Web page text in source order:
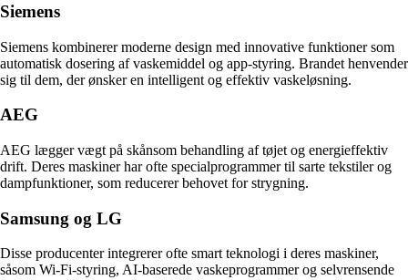
Siemens
Siemens kombinerer moderne design med innovative funktioner som
automatisk dosering af vaskemiddel og app-styring. Brandet henvender
sig til dem, der ønsker en intelligent og effektiv vaskeløsning.
AEG
AEG lægger vægt på skånsom behandling af tøjet og energieffektiv
drift. Deres maskiner har ofte specialprogrammer til sarte tekstiler og
dampfunktioner, som reducerer behovet for strygning.
Samsung og LG
Disse producenter integrerer ofte smart teknologi i deres maskiner,
såsom Wi-Fi-styring, AI-baserede vaskeprogrammer og selvrensende